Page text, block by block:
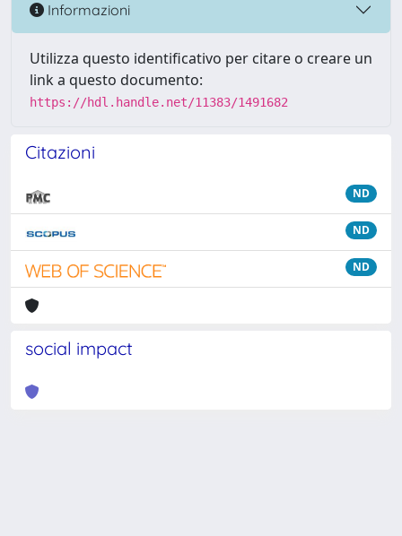
Informazioni
Utilizza questo identificativo per citare o creare un
link a questo documento:
https://hdl.handle.net/11383/1491682
Citazioni
ND
ND
ND
social impact